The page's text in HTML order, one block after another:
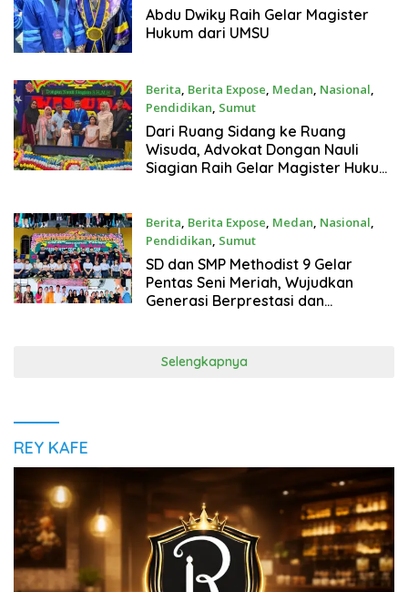
Juni 23, 2026
Abdu Dwiky Raih Gelar Magister
Hukum dari UMSU ‎
Berita, Berita Expose, Medan, Nasional,
Pendidikan, Sumut
Juni 23, 2026
Dari Ruang Sidang ke Ruang
Wisuda, Advokat Dongan Nauli
Siagian Raih Gelar Magister Hukum
Berita, Berita Expose, Medan, Nasional,
Pendidikan, Sumut
Juni 21, 2026
SD dan SMP Methodist 9 Gelar
Pentas Seni Meriah, Wujudkan
Generasi Berprestasi dan
Selengkapnya
REY KAFE